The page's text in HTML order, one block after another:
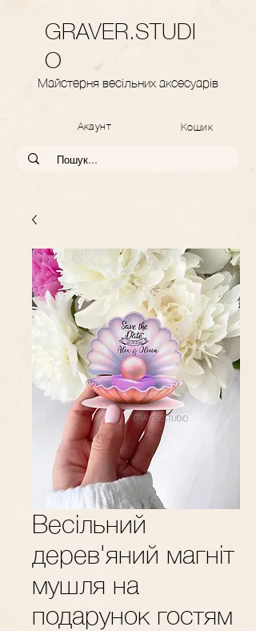
GRAVER.STUDI
O
Майстерня весільних аксесуарів
Акаунт Кошик
Весільний
дерев'яний магніт
мушля на
подарунок гостям